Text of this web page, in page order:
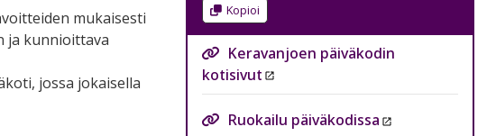
mukaisesti
ja kunnioittava
jossa jokaisella
Kopioi
Keravanjoen päiväkodin
kotisivut
Ruokailu päiväkodissa